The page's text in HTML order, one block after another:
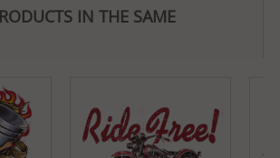
IN THE SAME